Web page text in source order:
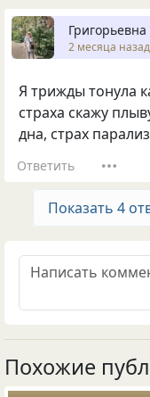
Григорьевна
2 месяца назад
Я трижды тонула
страха скажу
дна, страх
Ответить
Показать 4
Похожие